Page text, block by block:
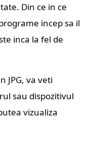
Din ce in ce
incep sa il
inca la fel de
JPG, va veti
sau dispozitivul
vizualiza